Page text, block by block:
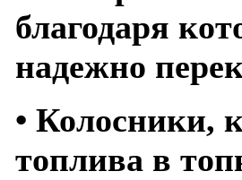
благодаря
надежно
• Колосники,
топлива в